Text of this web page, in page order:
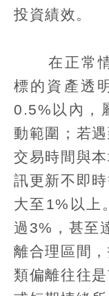
投資績效。
在正常
標的資產透
0.5% 以內，
動範圍；若
交易時間與
訊更新不即
大至 1% 以上
過 3% ，甚至
離合理區間
類偏離往往